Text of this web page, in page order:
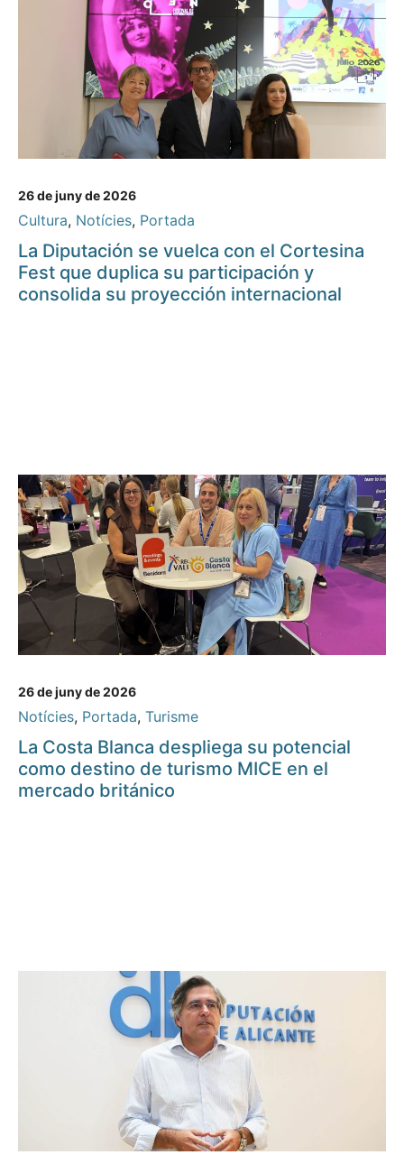
26 de juny de 2026
Cultura, Notícies, Portada
La Diputación se vuelca con el Cortesina
Fest que duplica su participación y
consolida su proyección internacional
26 de juny de 2026
Notícies, Portada, Turisme
La Costa Blanca despliega su potencial
como destino de turismo MICE en el
mercado británico